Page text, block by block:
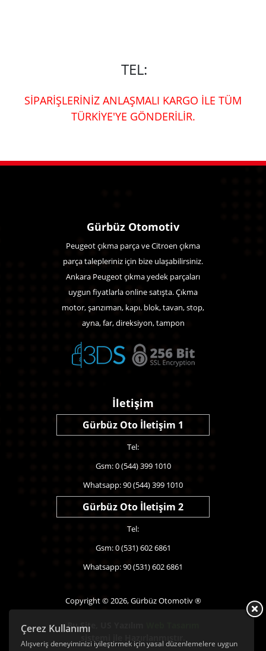
TEL:
SİPARİŞLERİNİZ ANLAŞMALI KARGO İLE TÜM
TÜRKİYE'YE GÖNDERİLİR.
Çerez Kullanımı
Alışveriş deneyiminizi iyileştirmek için yasal düzenlemelere uygun
Gürbüz Otomotiv
Peugeot çıkma parça ve Citroen çıkma
parça talepleriniz için bize ulaşabilirsiniz.
Ankara Peugeot çıkma yedek parçaları
uygun fiyatlarla online satışta. Çıkma
motor, şanzıman, kapı. blok, tavan, stop,
ayna, far, direksiyon, tampon
İletişim
Gürbüz Oto İletişim 1
Tel:
Gsm: 0 (544) 399 1010
Whatsapp: 90 (544) 399 1010
Gürbüz Oto İletişim 2
Tel:
Gsm: 0 (531) 602 6861
Whatsapp: 90 (531) 602 6861
Copyright © 2026, Gürbüz Otomotiv ®
Bu Site,